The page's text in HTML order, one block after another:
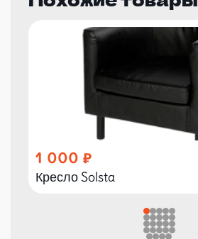
1 000
Кресло Solsta